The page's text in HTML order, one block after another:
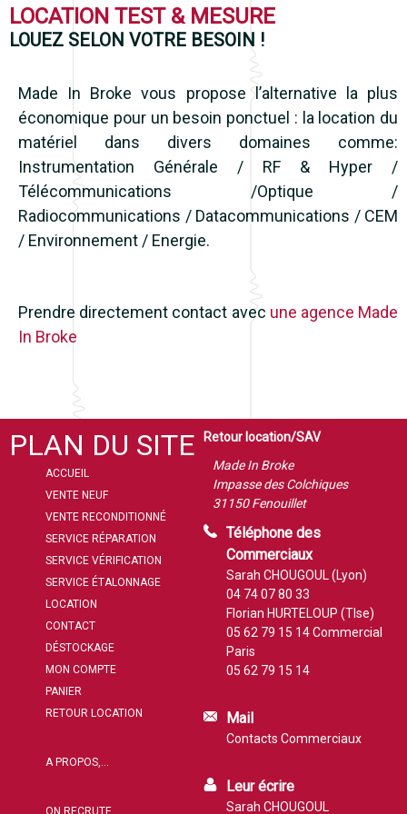
LOCATION TEST & MESURE
LOUEZ SELON VOTRE BESOIN !
Made In Broke vous propose l’alternative la plus
économique pour un besoin ponctuel : la location du
matériel dans divers domaines comme:
Instrumentation Générale / RF & Hyper /
Télécommunications /Optique /
Radiocommunications / Datacommunications / CEM
/ Environnement / Energie.
Prendre directement contact avec une agence Made
In Broke
PLAN DU SITE
ACCUEIL
VENTE NEUF
VENTE RECONDITIONNÉ
SERVICE RÉPARATION
SERVICE VÉRIFICATION
SERVICE ÉTALONNAGE
LOCATION
CONTACT
DÉSTOCKAGE
MON COMPTE
PANIER
RETOUR LOCATION
A PROPOS,...
ON RECRUTE
Retour location/SAV
Made In Broke
Impasse des Colchiques
31150 Fenouillet
Téléphone des
Commerciaux
Sarah CHOUGOUL (Lyon)
04 74 07 80 33
Florian HURTELOUP (Tlse)
05 62 79 15 14Commercial
Paris
05 62 79 15 14
Mail
Contacts Commerciaux
Leur écrire
Sarah CHOUGOUL